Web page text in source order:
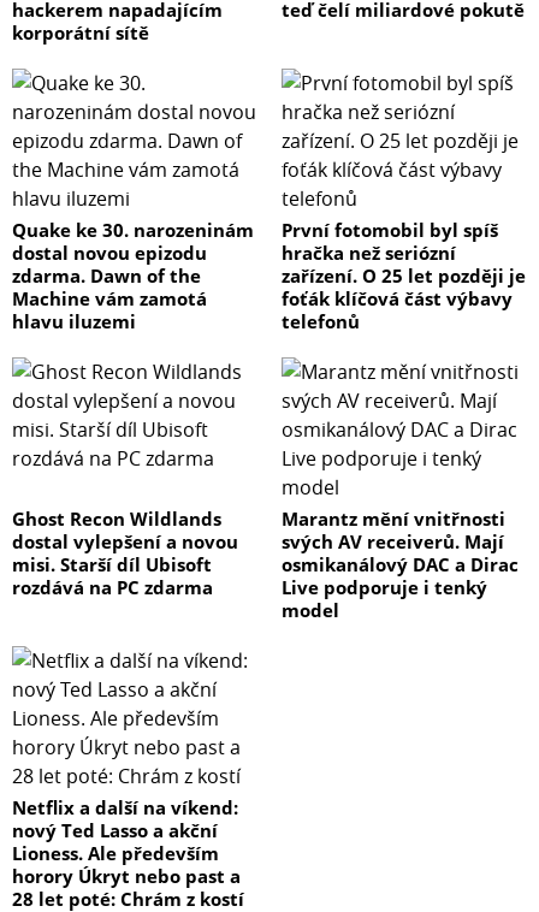
hackerem napadajícím
korporátní sítě
teď čelí miliardové pokutě
Quake ke 30. narozeninám
dostal novou epizodu
zdarma. Dawn of the
Machine vám zamotá
hlavu iluzemi
První fotomobil byl spíš
hračka než seriózní
zařízení. O 25 let později je
foťák klíčová část výbavy
telefonů
Ghost Recon Wildlands
dostal vylepšení a novou
misi. Starší díl Ubisoft
rozdává na PC zdarma
Marantz mění vnitřnosti
svých AV receiverů. Mají
osmikanálový DAC a Dirac
Live podporuje i tenký
model
Netflix a další na víkend:
nový Ted Lasso a akční
Lioness. Ale především
horory Úkryt nebo past a
28 let poté: Chrám z kostí